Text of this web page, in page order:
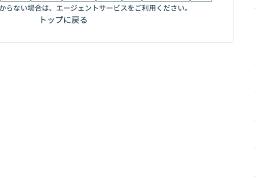
らない場合は、エージェントサービスをご利用ください。
トップに戻る